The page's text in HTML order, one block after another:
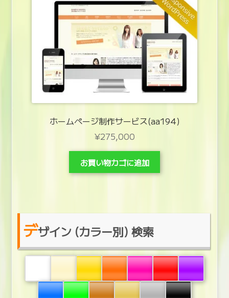
ホームページ制作サービス(aa194)
¥275,000
お買い物カゴに追加
デザイン (カラー別) 検索